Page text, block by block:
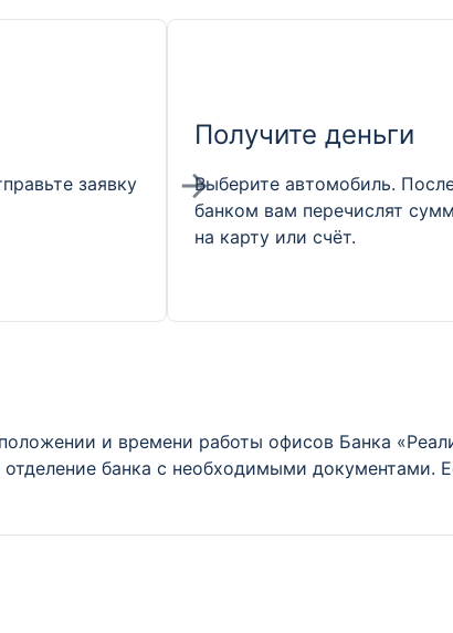
заявку
Получите деньги
Выберите автомобиль.
банком вам перечислят
на карту или счёт.
и времени работы офисов Банка
банка с необходимыми